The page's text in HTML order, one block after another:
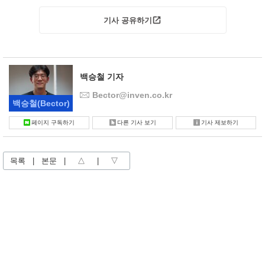
기사 공유하기
백승철(Bector)
백승철 기자
Bector@inven.co.kr
페이지 구독하기 다른 기사 보기 기사 제보하기
목록 본문 △ ▽